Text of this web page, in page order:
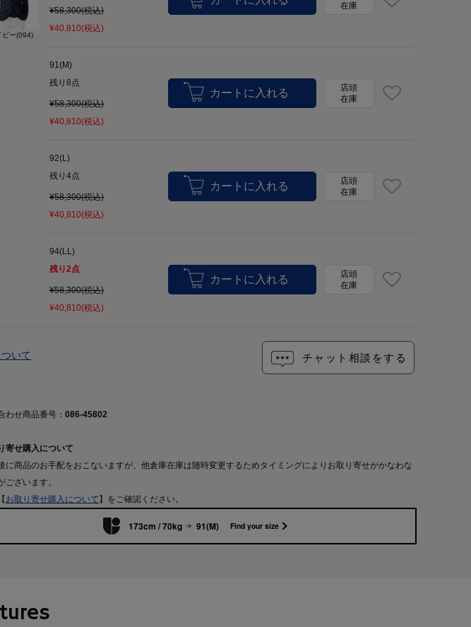
ビー(094)
¥58,300(税込)
¥40,810(税込)
在庫
91(M)
残り 8点
¥58,300(税込)
¥40,810(税込)
店頭
在庫
92(L)
残り 4点
¥58,300(税込)
¥40,810(税込)
店頭
在庫
94(LL)
残り2点
¥58,300(税込)
¥40,810(税込)
店頭
在庫
チャット相談をする
いて
わせ商品番号： 086-45802
寄せ購入について
に商品のお手配をおこないますが、他倉庫在庫は随時変更するためタイミングによりお取り寄せがかなわな
ございます。
お取り寄せ購入について 】をご確認ください。
173cm / 70kg 91(M) Find your size